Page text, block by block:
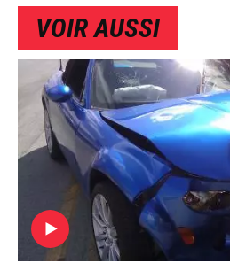
VOIR AUSSI
IMAGE